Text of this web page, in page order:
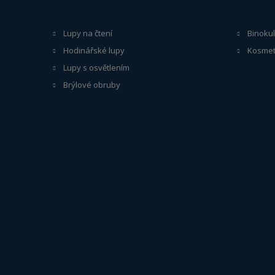
Lupy na čtení
Hodinářské lupy
Lupy s osvětlením
Brýlové obruby